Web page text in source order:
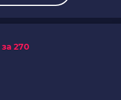
за 270